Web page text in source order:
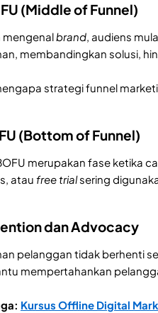
(Middle of Funnel)
mengenalbrand, audiens
membandingkan solusi,
strategi funnel
(Bottom of Funnel)
merupakan fase ketika
atau free trialsering
dan Advocacy
pelanggan tidak berhenti
mempertahankan
Kursus Offline Digital